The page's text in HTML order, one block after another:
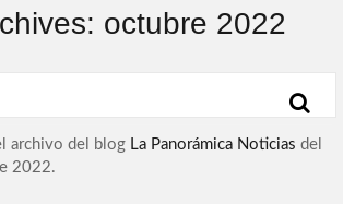
octubre 2022
archivo del blog La Panorámica Noticias del
2022.